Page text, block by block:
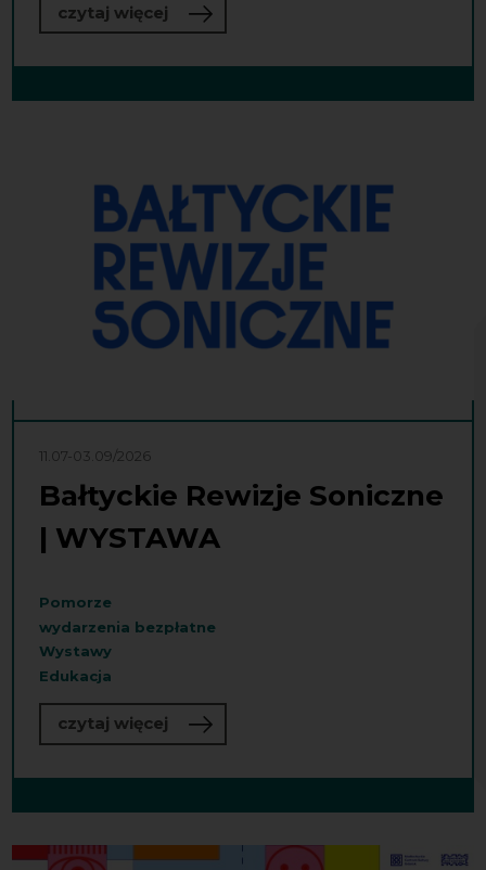
czytaj więcejo „Sonosfera”
11.07-03.09/2026
Bałtyckie Rewizje Soniczne
| WYSTAWA
Pomorze
wydarzenia bezpłatne
Wystawy
Edukacja
czytaj więcejo Bałtyckie Rewizje Soniczne |